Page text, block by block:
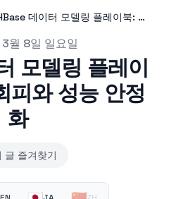
HBase 데이터 모델링 플레이북: 핫스팟 회피와 성능 안정화
월 8일 일요일
모델링 플레이
피와 성능 안정
화
글 즐겨찾기